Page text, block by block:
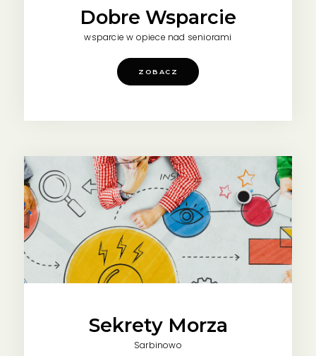
Dobre Wsparcie
wsparcie w opiece nad seniorami
ZOBACZ
Sekrety Morza
Sarbinowo